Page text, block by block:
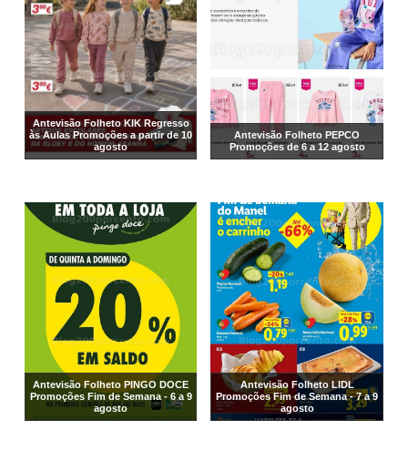
Antevisão Folheto KIK Regresso
às Aulas Promoções a partir de 10
agosto
Antevisão Folheto PEPCO
Promoções de 6 a 12 agosto
Antevisão Folheto PINGO DOCE
Promoções Fim de Semana - 6 a 9
agosto
Antevisão Folheto LIDL
Promoções Fim de Semana - 7 a 9
agosto